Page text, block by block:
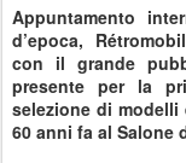
Appuntamento
d’epoca,
con il grande
presente per la
selezione di modelli
60 anni fa al Salone